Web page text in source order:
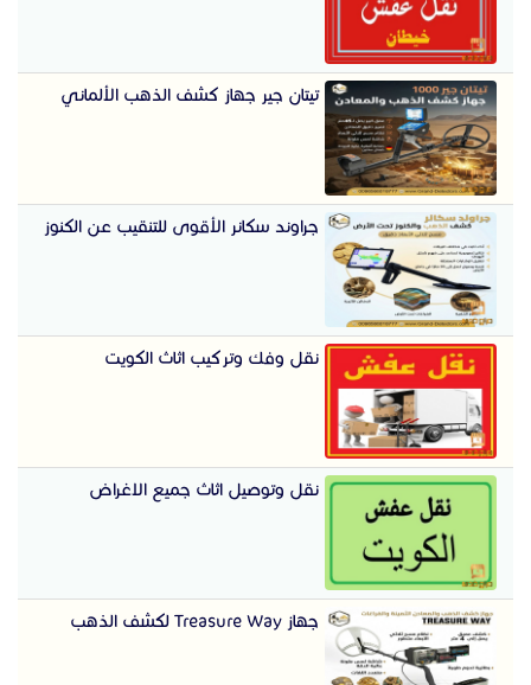
تيتان جير جهاز كشف الذهب الألماني
جراوند سكانر الأقوى للتنقيب عن الكنوز
نقل وفك وتركيب اثاث الكويت
نقل وتوصيل اثاث جميع الاغراض
جهاز Treasure Way لكشف الذهب